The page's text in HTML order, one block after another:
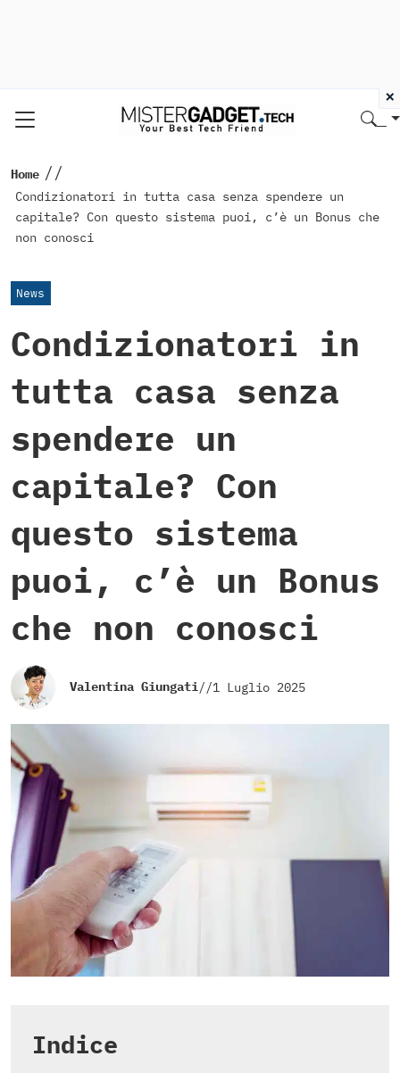
Home //
Condizionatori in tutta casa senza spendere un
capitale? Con questo sistema puoi, c’è un Bonus che
non conosci
News
Condizionatori in
tutta casa senza
spendere un
capitale? Con
questo sistema
puoi, c’è un Bonus
che non conosci
Valentina Giungati//1 Luglio 2025
Indice
×